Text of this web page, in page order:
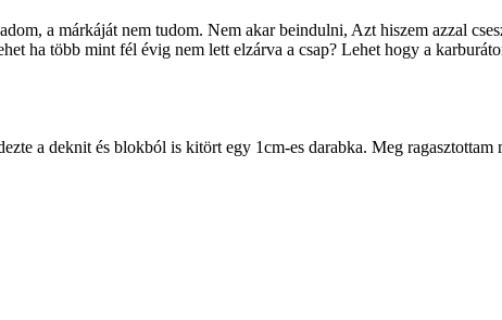
a márkáját nem tudom. Nem akar beindulni, Azt hiszem azzal
ha több mint fél évig nem lett elzárva a csap? Lehet hogy a
a deknit és blokból is kitört egy 1cm-es darabka. Meg